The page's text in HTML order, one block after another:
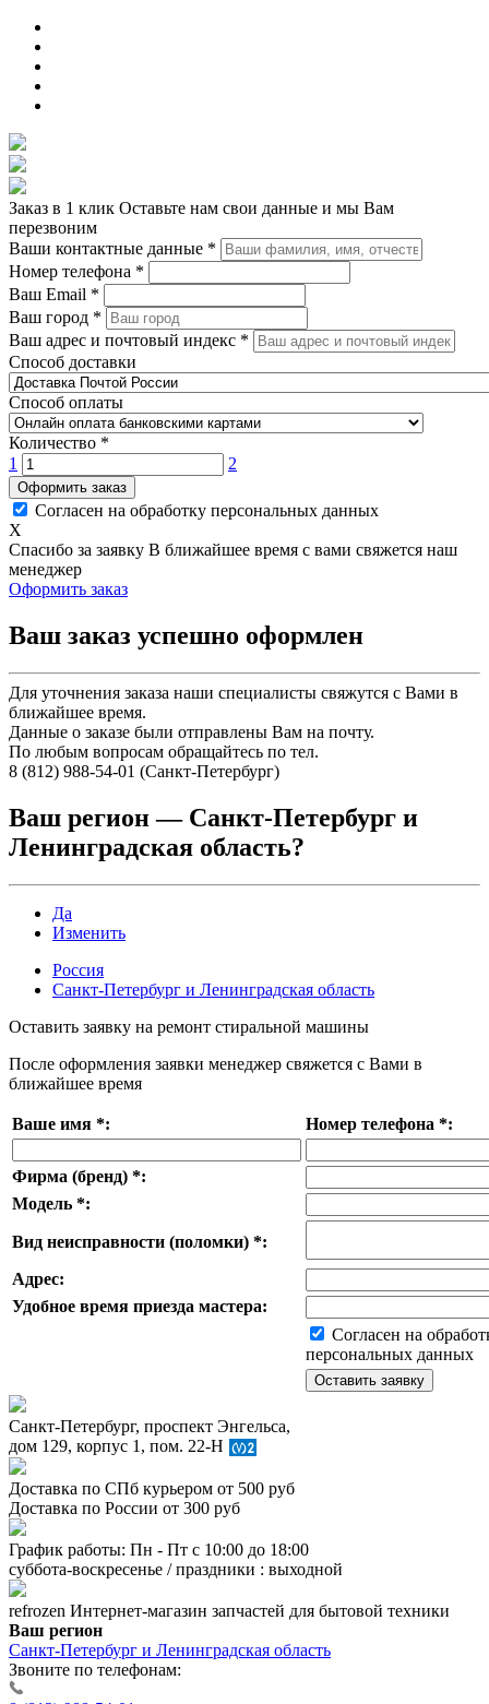
Заказ в 1 клик Оставьте нам свои данные и мы Вам
перезвоним
Ваши контактные данные *
Номер телефона *
Ваш Email *
Ваш город *
Ваш адрес и почтовый индекс *
Способ доставки
Способ оплаты
Количество *
1
2
Оформить заказ
Согласен на обработку персональных данных
X
Спасибо за заявку В ближайшее время с вами свяжется наш
менеджер
Оформить заказ
Ваш заказ успешно оформлен
Для уточнения заказа наши специалисты свяжутся с Вами в
ближайшее время.
Данные о заказе были отправлены Вам на почту.
По любым вопросам обращайтесь по тел.
8 (812) 988-54-01 (Санкт-Петербург)
Ваш регион — Санкт-Петербург и
Ленинградская область?
Да
Изменить
Россия
Санкт-Петербург и Ленинградская область
Оставить заявку на ремонт стиральной машины
После оформления заявки менеджер свяжется с Вами в
ближайшее время
Ваше имя *: Номер телефона *:
Фирма (бренд) *:
Модель *:
Вид неисправности (поломки) *:
Адрес:
Удобное время приезда мастера:
Согласен на
персональных данных
Санкт-Петербург, проспект Энгельса,
дом 129, корпус 1, пом. 22-Н
Доставка по СПб курьером от 500 руб
Доставка по России от 300 руб
График работы: Пн - Пт с 10:00 до 18:00
суббота-воскресенье / праздники : выходной
refrozen Интернет-магазин запчастей для бытовой техники
Ваш регион
Санкт-Петербург и Ленинградская область
Звоните по телефонам: